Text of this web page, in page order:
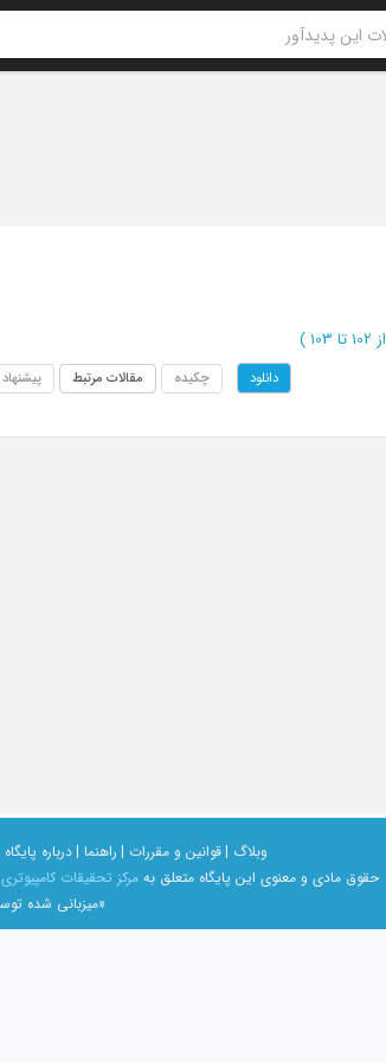
از 102 تا 103 )
دانلود چکیده مقالات مرتبط
وبلاگ |قوانین و مقررات | راهنما |درباره
حقوق مادی و معنوی اين پايگاه متعلق به مرکز تحقیقات
«میزبانی شده